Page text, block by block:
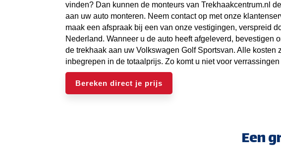
vinden? Dan kunnen de monteurs van Trekhaakcentrum.nl
aan uw auto monteren. Neem contact op met onze
maak een afspraak bij een van onze vestigingen, verspreid
Nederland. Wanneer u de auto heeft afgeleverd, bevestigen
de trekhaak aan uw Volkswagen Golf Sportsvan. Alle kosten
inbegrepen in de totaalprijs. Zo komt u niet voor verrassingen
Bereken direct je prijs
Een